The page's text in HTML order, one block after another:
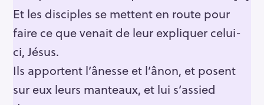
Et les disciples se mettent en route pour
faire ce que venait de leur expliquer celui-
ci, Jésus.
Ils apportent l’ânesse et l’ânon, et posent
sur eux leurs manteaux, et lui s’assied